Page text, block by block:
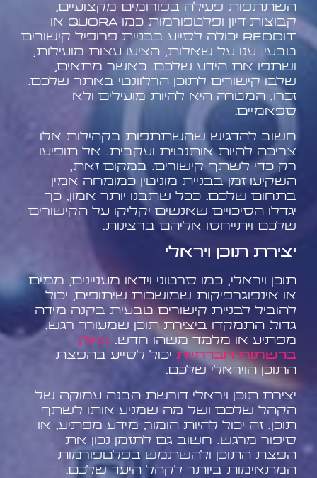
השתתפות פעילה בפורומים מקצועיים,
קבוצות דיון ופלטפורמות כמו Quora או
Reddit יכולה לסייע בבניית פרופיל קישורים
טבעי. ענו על שאלות, הציעו עצות מועילות,
ושתפו את הידע שלכם. כאשר מתאים,
שלבו קישורים לתוכן הרלוונטי באתר שלכם.
זכרו, המטרה היא להיות מועילים ולא
ספאמיים.
חשוב להדגיש שהשתתפות בקהילות אלו
צריכה להיות אותנטית ועקבית. אל תופיעו
רק כדי לשתף קישורים. במקום זאת,
השקיעו זמן בבניית מוניטין כמומחה אמין
בתחום שלכם. ככל שתבנו יותר אמון, כך
יגדלו הסיכויים שאנשים יקליקו על הקישורים
שלכם ויתייחסו אליהם ברצינות.
יצירת תוכן ויראלי
תוכן ויראלי, כמו סרטוני וידאו מעניינים, ממים
או אינפוגרפיקות שמושכות שיתופים, יכול
להוביל לבניית קישורים טבעית בקנה מידה
גדול. התמקדו ביצירת תוכן שמעורר רגש,
מפתיע או מלמד משהו חדש. שיווק
ברשתות חברתיותיכול לסייע בהפצת
התוכן הויראלי שלכם.
יצירת תוכן ויראלי דורשת הבנה עמוקה של
הקהל שלכם ושל מה שמניע אותו לשתף
תוכן. זה יכול להיות הומור, מידע מפתיע, או
סיפור מרגש. חשוב גם לתזמן נכון את
הפצת התוכן ולהשתמש בפלטפורמות
המתאימות ביותר לקהל היעד שלכם.